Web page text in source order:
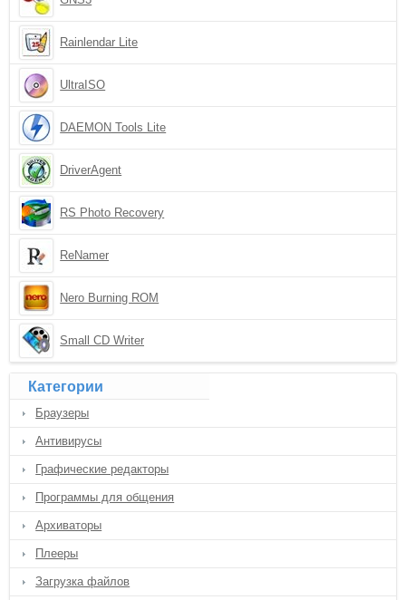
Rainlendar Lite
UltraISO
DAEMON Tools Lite
DriverAgent
RS Photo Recovery
ReNamer
Nero Burning ROM
Small CD Writer
Категории
Браузеры
Антивирусы
Графические редакторы
Программы для общения
Архиваторы
Плееры
Загрузка файлов